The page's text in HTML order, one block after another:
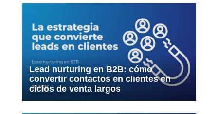
Lead nurturing en B2B: cómo
convertir contactos en clientes en
ciclos de venta largos